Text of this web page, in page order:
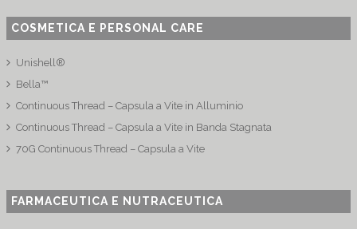
COSMETICA E PERSONAL CARE
Unishell®
Bella™
Continuous Thread – Capsula a Vite in Alluminio
Continuous Thread – Capsula a Vite in Banda Stagnata
70G Continuous Thread – Capsula a Vite
FARMACEUTICA E NUTRACEUTICA